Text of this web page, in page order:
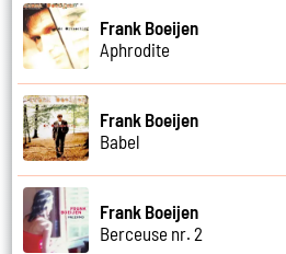
Frank Boeijen
Aphrodite
Frank Boeijen
Babel
Frank Boeijen
Berceuse nr. 2